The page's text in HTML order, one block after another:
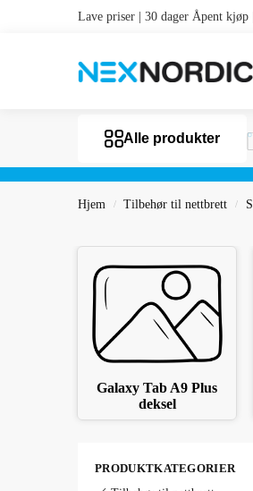
Lave priser | 30 dager Åpent kjøp
Alle produkter
Hjem / Tilbehør til nettbrett /
Galaxy Tab A9 Plus
deksel
PRODUKTKATEGORIER